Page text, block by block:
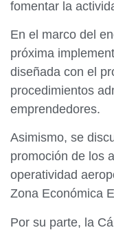
fomentar la
En el marco del
próxima
diseñada con el
procedimientos
emprendedores.
Asimismo, se
promoción de los
operatividad
Zona Económica
Por su parte, la